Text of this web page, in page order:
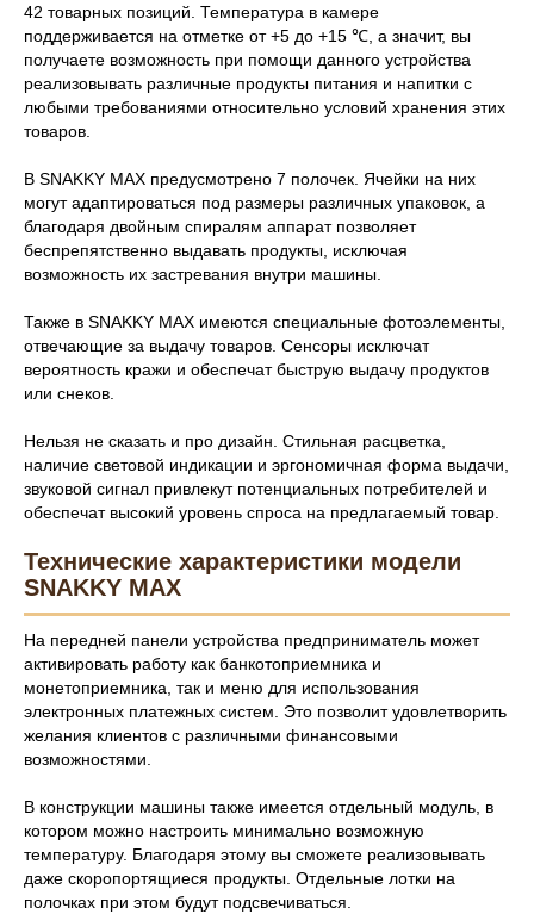
42 товарных позиций. Температура в камере
поддерживается на отметке от +5 до +15 ℃, а значит, вы
получаете возможность при помощи данного устройства
реализовывать различные продукты питания и напитки с
любыми требованиями относительно условий хранения этих
товаров.
В SNAKKY MAX предусмотрено 7 полочек. Ячейки на них
могут адаптироваться под размеры различных упаковок, а
благодаря двойным спиралям аппарат позволяет
беспрепятственно выдавать продукты, исключая
возможность их застревания внутри машины.
Также в SNAKKY MAX имеются специальные фотоэлементы,
отвечающие за выдачу товаров. Сенсоры исключат
вероятность кражи и обеспечат быструю выдачу продуктов
или снеков.
Нельзя не сказать и про дизайн. Стильная расцветка,
наличие световой индикации и эргономичная форма выдачи,
звуковой сигнал привлекут потенциальных потребителей и
обеспечат высокий уровень спроса на предлагаемый товар.
Технические характеристики модели
SNAKKY MAX
На передней панели устройства предприниматель может
активировать работу как банкотоприемника и
монетоприемника, так и меню для использования
электронных платежных систем. Это позволит удовлетворить
желания клиентов с различными финансовыми
возможностями.
В конструкции машины также имеется отдельный модуль, в
котором можно настроить минимально возможную
температуру. Благодаря этому вы сможете реализовывать
даже скоропортящиеся продукты. Отдельные лотки на
полочках при этом будут подсвечиваться.